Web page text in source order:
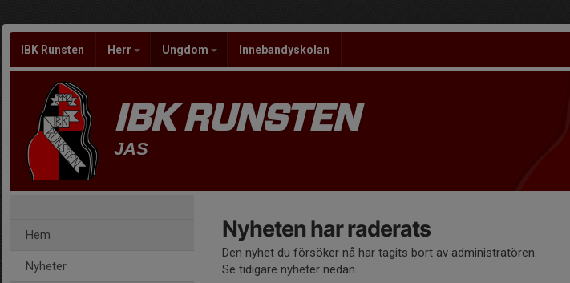
IBK Runsten Herr Ungdom Innebandyskolan
IBK RUNSTEN
JAS
Hem
Nyheter
Nyheten har raderats
Den nyhet du försöker nå har tagits bort av administratören.
Se tidigare nyheter nedan.